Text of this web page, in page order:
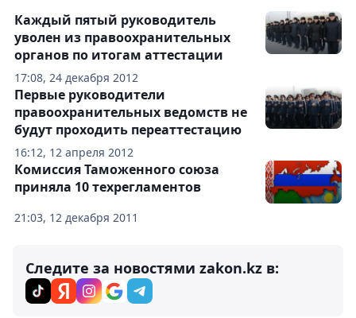
17:08, 24 декабря 2012
Каждый пятый руководитель
уволен из правоохранительных
органов по итогам аттестации
16:12, 12 апреля 2012
Первые руководители
правоохранительных ведомств не
будут проходить переаттестацию
21:03, 12 декабря 2011
Комиссия Таможенного союза
приняла 10 техрегламентов
Следите за новостями zakon.kz в: